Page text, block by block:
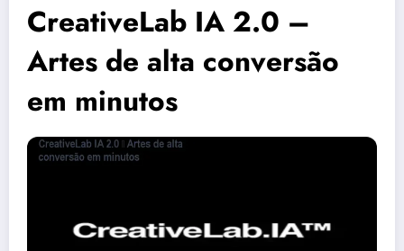
CreativeLab IA 2.0 –
Artes de alta conversão
em minutos